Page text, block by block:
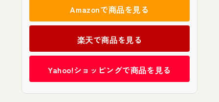
Amazonで商品を見る
楽天で商品を見る
Yahoo!ショッピングで商品を見る